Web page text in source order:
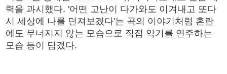
력을 과시했다. '어떤 고난이 다가와도 이겨내고 또다
시 세상에 나를 던져보겠다'는 곡의 이야기처럼 혼란
에도 무너지지 않는 모습으로 직접 악기를 연주하는
모습 등이 담겼다.